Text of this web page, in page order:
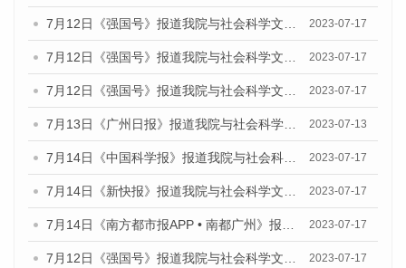
7月12日《强国号》报道我院与社会科学文献出版社联合发布的《广州蓝皮书：广州经济发展报告（2023）》的媒体文章 2023-07-17
7月12日《强国号》报道我院与社会科学文献出版社联合发布的《广州蓝皮书：广州经济发展报告（2023）》的媒体文章 2023-07-17
7月12日《强国号》报道我院与社会科学文献出版社联合发布的《广州蓝皮书：广州经济发展报告（2023）》的媒体文章 2023-07-17
7月13日《广州日报》报道我院与社会科学文献出版社联合发布了《广州蓝皮书：广州经济发展报告（2023）》的视频采访 2023-07-13
7月14日《中国科学报》报道我院与社会科学文献出版社联合发布《广州蓝皮书：广州城乡融合发展报告（2023）》的媒体文章 2023-07-17
7月14日《新快报》报道我院与社会科学文献出版社联合发布《广州蓝皮书：广州城乡融合发展报告（2023）》的媒体文章 2023-07-17
7月14日《南方都市报APP • 南都广州》报道我院与社会科学文献出版社联合发布《广州蓝皮书：广州城乡融合发展报告（2023）》的媒体文章 2023-07-17
7月12日《强国号》报道我院与社会科学文献出版社联合发布的《广州蓝皮书：广州经济发展报告（2023）》的媒体文章 2023-07-17